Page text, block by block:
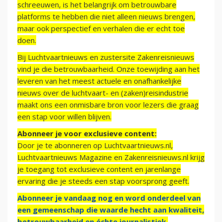
schreeuwen, is het belangrijk om betrouwbare
platforms te hebben die niet alleen nieuws brengen,
maar ook perspectief en verhalen die er echt toe
doen.
Bij Luchtvaartnieuws en zustersite Zakenreisnieuws
vind je die betrouwbaarheid. Onze toewijding aan het
leveren van het meest actuele en onafhankelijke
nieuws over de luchtvaart- en (zaken)reisindustrie
maakt ons een onmisbare bron voor lezers die graag
een stap voor willen blijven.
Abonneer je voor exclusieve content:
Door je te abonneren op Luchtvaartnieuws.nl,
Luchtvaartnieuws Magazine en Zakenreisnieuws.nl krijg
je toegang tot exclusieve content en jarenlange
ervaring die je steeds een stap voorsprong geeft.
Abonneer je vandaag nog en word onderdeel van
een gemeenschap die waarde hecht aan kwaliteit,